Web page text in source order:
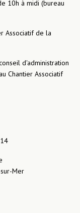
10h à midi (bureau
Associatif de la
d'administration
Chantier Associatif
Mer